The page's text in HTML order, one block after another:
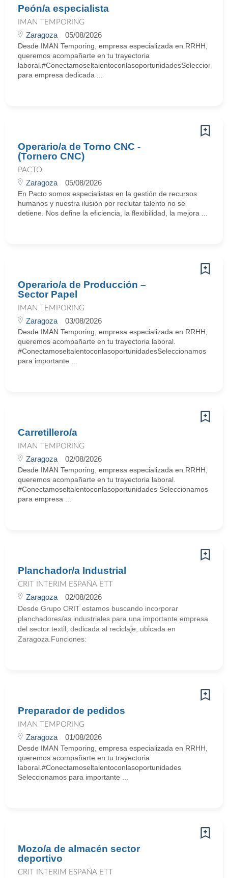
Peón/a especialista
IMAN TEMPORING
Zaragoza 05/08/2026
Desde IMAN Temporing, empresa especializada en RRHH,
queremos acompañarte en tu trayectoria
para empresa dedicada ...
Operario/a de Torno CNC -
(Tornero CNC)
PACTO
Zaragoza 05/08/2026
En Pacto somos especialistas en la gestión de recursos
humanos y nuestra ilusión por reclutar talento no se
detiene. Nos define la eficiencia, la flexibilidad, la mejora ...
Operario/a de Producción –
Sector Papel
IMAN TEMPORING
Zaragoza 03/08/2026
Desde IMAN Temporing, empresa especializada en RRHH,
queremos acompañarte en tu trayectoria laboral.
#ConectamoseltalentoconlasoportunidadesSeleccionamos
para importante ...
Carretillero/a
IMAN TEMPORING
Zaragoza 02/08/2026
Desde IMAN Temporing, empresa especializada en RRHH,
queremos acompañarte en tu trayectoria laboral.
#Conectamoseltalentoconlasoportunidades Seleccionamos
para empresa ...
Planchador/a Industrial
CRIT INTERIM ESPAÑA ETT
Zaragoza 02/08/2026
Desde Grupo CRIT estamos buscando incorporar
planchadores/as industriales para una importante empresa
del sector textil, dedicada al reciclaje, ubicada en
Zaragoza.Funciones:
Preparador de pedidos
IMAN TEMPORING
Zaragoza 01/08/2026
Desde IMAN Temporing, empresa especializada en RRHH,
queremos acompañarte en tu trayectoria
laboral.#Conectamoseltalentoconlasoportunidades
Seleccionamos para importante ...
Mozo/a de almacén sector
deportivo
CRIT INTERIM ESPAÑA ETT